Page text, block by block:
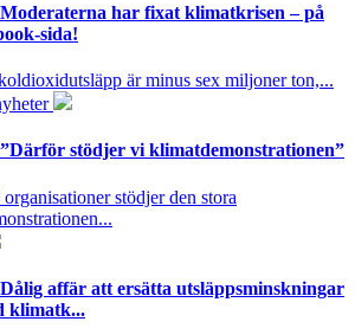
Moderaterna har fixat klimatkrisen – på
sida!
är minus sex miljoner ton,...
”Därför stödjer vi klimatdemonstrationen”
stödjer den stora
Dålig affär att ersätta utsläppsminskningar
klimatk...